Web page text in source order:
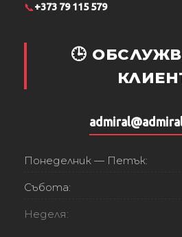
📞+373 79 115 579
🕒
Понеделник — Петък:
Събота:
Неделя: